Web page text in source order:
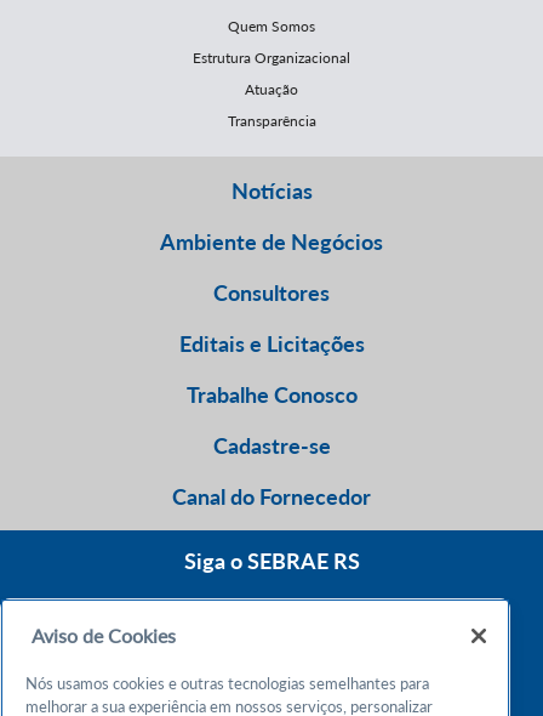
Quem Somos
Estrutura Organizacional
Atuação
Transparência
Notícias
Ambiente de Negócios
Consultores
Editais e Licitações
Trabalhe Conosco
Cadastre-se
Canal do Fornecedor
Siga o SEBRAE RS
Atendimento 24h
Aviso de Cookies
Nós usamos cookies e outras tecnologias semelhantes para
melhorar a sua experiência em nossos serviços, personalizar